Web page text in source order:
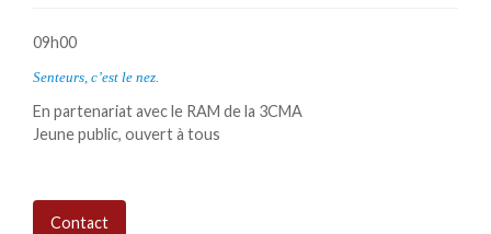
09h00
Senteurs, c’est le nez.
En partenariat avec le RAM de la 3CMA
Jeune public, ouvert à tous
Contact